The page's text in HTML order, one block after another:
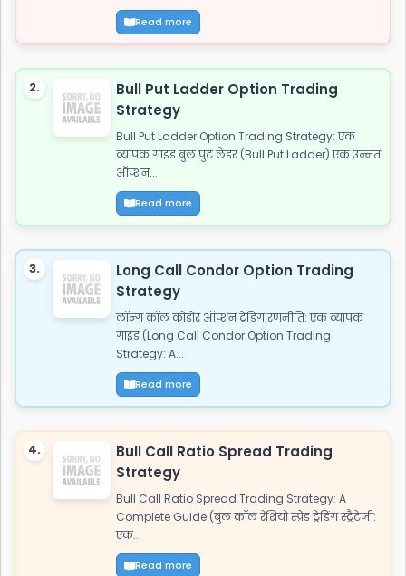
Read more
2.
Bull Put Ladder Option Trading
Strategy
Bull Put Ladder Option Trading Strategy: एक
व्यापक गाइड बुल पुट लैडर (Bull Put Ladder) एक उन्नत
ऑप्शन...
Read more
3.
Long Call Condor Option Trading
Strategy
लॉन्ग कॉल कोंडोर ऑप्शन ट्रेडिंग रणनीति: एक व्यापक
गाइड (Long Call Condor Option Trading
Strategy: A...
Read more
4.
Bull Call Ratio Spread Trading
Strategy
Bull Call Ratio Spread Trading Strategy: A
Complete Guide (बुल कॉल रेशियो स्प्रेड ट्रेडिंग स्ट्रैटेजी:
एक...
Read more